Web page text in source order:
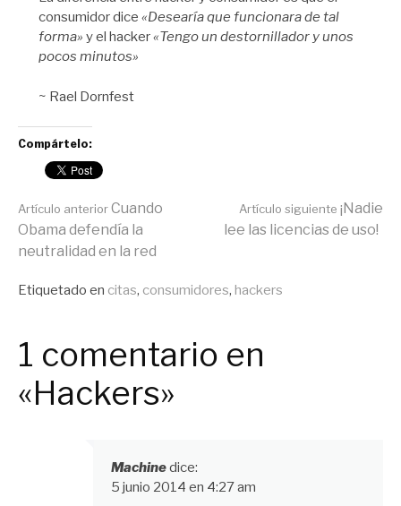
consumidor dice «Desearía que funcionara de tal
forma» y el hacker«Tengo un destornillador y unos
pocos minutos»
~ Rael Dornfest
Compártelo:
Seguir
leyendo
Artículo anteriorCuando
Obama defendía la
neutralidad en la red
Artículo siguiente ¡Nadie
lee las licencias de uso!
Publicado
Etiquetado en citas, consumidores, hackers
1 comentario en
«Hackers»
Machinedice:
5 junio 2014 en 4:27 am